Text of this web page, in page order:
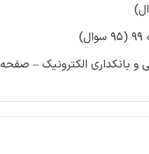
الکترونیک – صفحه 128 (360 سوال)